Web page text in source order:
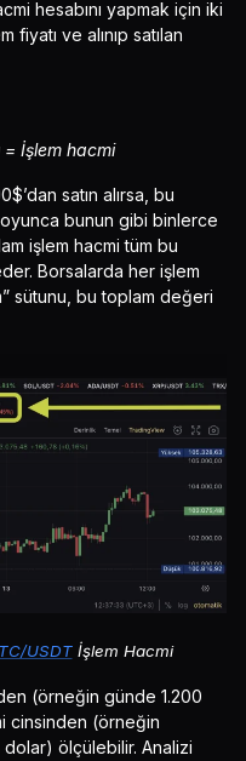
hesabını yapmak için iki
fiyatı ve alınıp satılan
= İşlem hacmi
satın alırsa, bu
bunun gibi binlerce
işlem hacmi tüm bu
Borsalarda her işlem
sütunu, bu toplam değeri
USDTİşlem Hacmi
(örneğin günde 1.200
cinsinden (örneğin
ölçülebilir. Analizi